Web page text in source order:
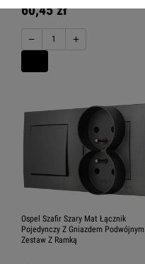
60,45 zł
− +
Ospel Szafir Szary Mat Łącznik
Pojedynczy Z Gniazdem Podwójnym
Zestaw Z Ramką